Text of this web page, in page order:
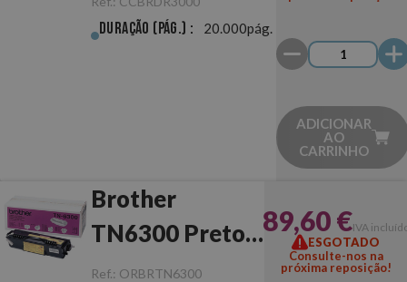
Tambor
Duração (pág.) : 20.000pág.
ADICIONAR
AO
CARRINHO
Brother
TN6300 Preto
Original
Ref.: ORBRTN6300
89,60 €IVA
ESGOTADO
Consulte-nos na
próxima reposição!